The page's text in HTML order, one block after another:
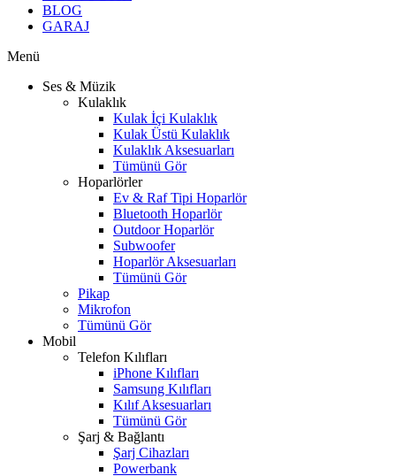
BLOG
GARAJ
Menü
Ses & Müzik
Kulaklık
Kulak İçi Kulaklık
Kulak Üstü Kulaklık
Kulaklık Aksesuarları
Tümünü Gör
Hoparlörler
Ev & Raf Tipi Hoparlör
Bluetooth Hoparlör
Outdoor Hoparlör
Subwoofer
Hoparlör Aksesuarları
Tümünü Gör
Pikap
Mikrofon
Tümünü Gör
Mobil
Telefon Kılıfları
iPhone Kılıfları
Samsung Kılıfları
Kılıf Aksesuarları
Tümünü Gör
Şarj & Bağlantı
Şarj Cihazları
Powerbank